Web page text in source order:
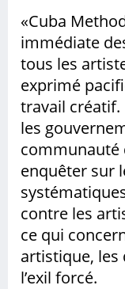
SÍGUENOS:
«Cuba
immédiate
tous les
exprimé
travail
les
communauté
enquêter sur
contre les
ce qui
artistique,
l’exil forcé.